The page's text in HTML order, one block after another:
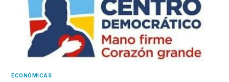
ECONÓMICAS